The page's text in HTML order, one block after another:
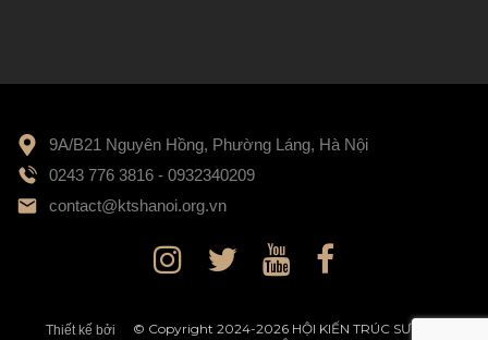
9A/B21 Nguyên Hồng, Phường Láng, Hà Nội
0243 776 3816 - 0932340209
contact@ktshanoi.org.vn
Thiết kế bởi
© Copyright 2024-2026 HỘI KIẾN TRÚC SƯ HÀ